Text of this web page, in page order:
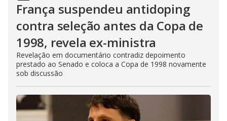
França suspendeu antidoping
contra seleção antes da Copa de
1998, revela ex-ministra
Revelação em documentário contradiz depoimento
prestado ao Senado e coloca a Copa de 1998 novamente
sob discussão